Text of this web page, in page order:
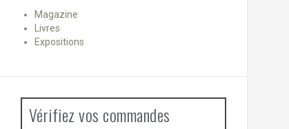
Magazine
Livres
Expositions
Vérifiez vos commandes